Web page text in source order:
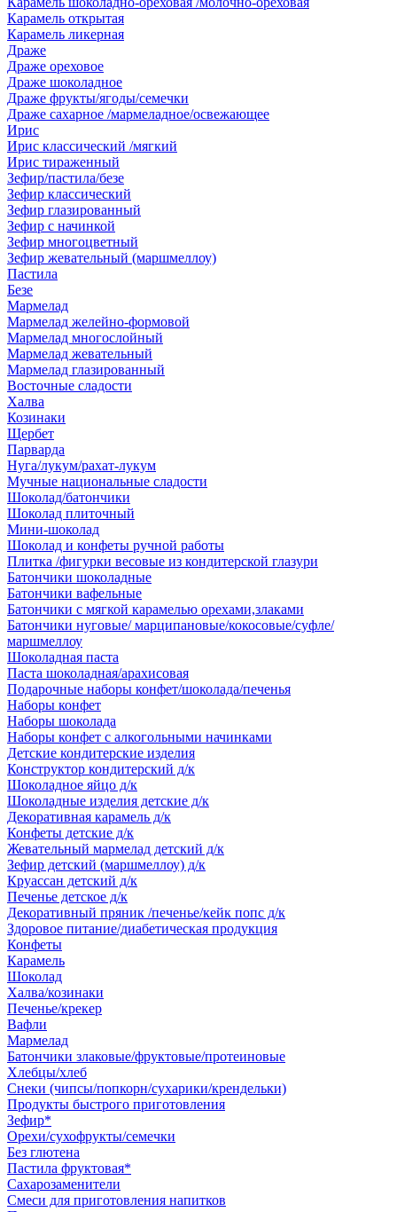
Карамель открытая
Карамель ликерная
Драже
Драже ореховое
Драже шоколадное
Драже фрукты/ягоды/семечки
Драже сахарное /мармеладное/освежающее
Ирис
Ирис классический /мягкий
Ирис тираженный
Зефир/пастила/безе
Зефир классический
Зефир глазированный
Зефир с начинкой
Зефир многоцветный
Зефир жевательный (маршмеллоу)
Пастила
Безе
Мармелад
Мармелад желейно-формовой
Мармелад многослойный
Мармелад жевательный
Мармелад глазированный
Восточные сладости
Халва
Козинаки
Щербет
Парварда
Нуга/лукум/рахат-лукум
Мучные национальные сладости
Шоколад/батончики
Шоколад плиточный
Мини-шоколад
Шоколад и конфеты ручной работы
Плитка /фигурки весовые из кондитерской глазури
Батончики шоколадные
Батончики вафельные
Батончики с мягкой карамелью орехами,злаками
Батончики нуговые/ марципановые/кокосовые/суфле/
маршмеллоу
Шоколадная паста
Паста шоколадная/арахисовая
Подарочные наборы конфет/шоколада/печенья
Наборы конфет
Наборы шоколада
Наборы конфет с алкогольными начинками
Детские кондитерские изделия
Конструктор кондитерский д/к
Шоколадное яйцо д/к
Шоколадные изделия детские д/к
Декоративная карамель д/к
Конфеты детские д/к
Жевательный мармелад детский д/к
Зефир детский (маршмеллоу) д/к
Круассан детский д/к
Печенье детское д/к
Декоративный пряник /печенье/кейк попс д/к
Здоровое питание/диабетическая продукция
Конфеты
Карамель
Шоколад
Халва/козинаки
Печенье/крекер
Вафли
Мармелад
Батончики злаковые/фруктовые/протеиновые
Хлебцы/хлеб
Снеки (чипсы/попкорн/сухарики/крендельки)
Продукты быстрого приготовления
Зефир*
Орехи/сухофрукты/семечки
Без глютена
Пастила фруктовая*
Сахарозаменители
Смеси для приготовления напитков